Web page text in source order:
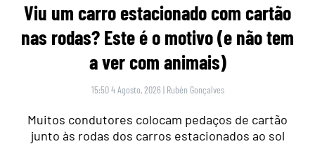
Viu um carro estacionado com cartão
nas rodas? Este é o motivo (e não tem
a ver com animais)
15:50 4 Agosto, 2026 | Rubén Gonçalves
Muitos condutores colocam pedaços de cartão
junto às rodas dos carros estacionados ao sol